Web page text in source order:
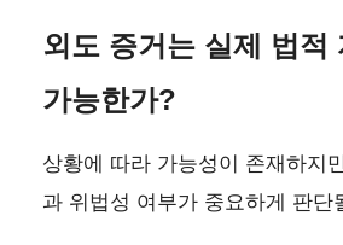
외도 증거는 실제 법적
가능한가?
상황에 따라 가능성이 존재하지
과 위법성 여부가 중요하게 판단